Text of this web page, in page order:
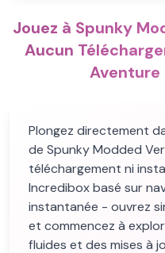
Jouez à Spunky
Aucun
Aventure
Plongez directement
de Spunky Modded
téléchargement ni
Incredibox basé sur
instantanée - ouvrez
et commencez à
fluides et des mises à